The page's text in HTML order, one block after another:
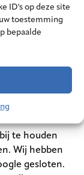
ID's op deze site
toestemming
bepaalde
cookies
van de
inzien via
eu.
te houden
Wij hebben
gesloten.